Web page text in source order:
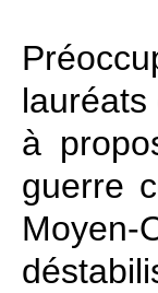
à
guerre